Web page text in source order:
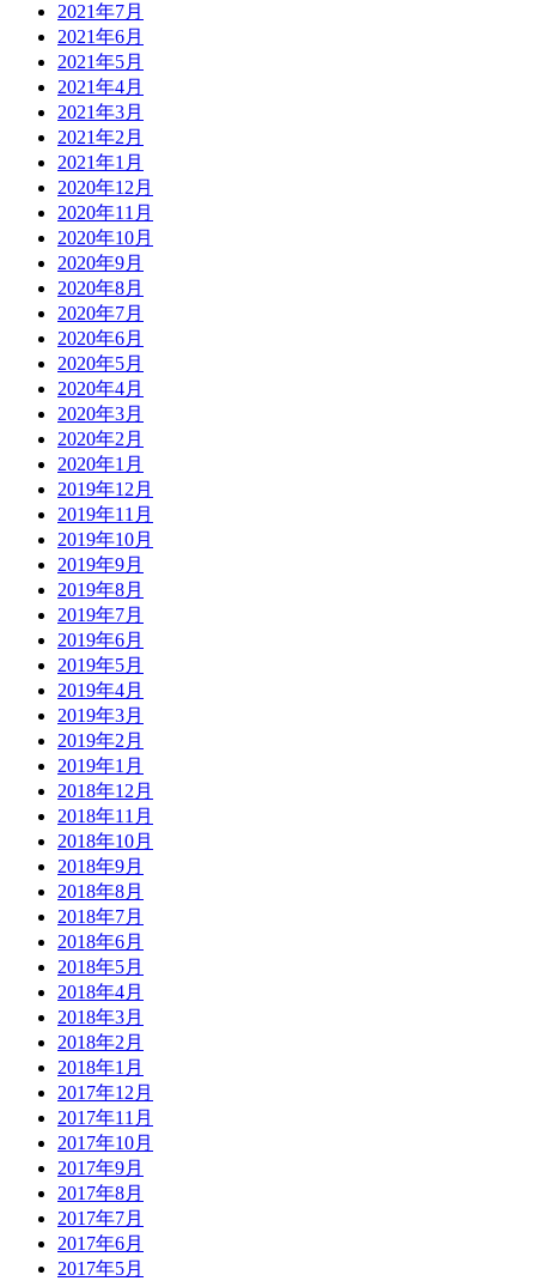
2021年7月
2021年6月
2021年5月
2021年4月
2021年3月
2021年2月
2021年1月
2020年12月
2020年11月
2020年10月
2020年9月
2020年8月
2020年7月
2020年6月
2020年5月
2020年4月
2020年3月
2020年2月
2020年1月
2019年12月
2019年11月
2019年10月
2019年9月
2019年8月
2019年7月
2019年6月
2019年5月
2019年4月
2019年3月
2019年2月
2019年1月
2018年12月
2018年11月
2018年10月
2018年9月
2018年8月
2018年7月
2018年6月
2018年5月
2018年4月
2018年3月
2018年2月
2018年1月
2017年12月
2017年11月
2017年10月
2017年9月
2017年8月
2017年7月
2017年6月
2017年5月